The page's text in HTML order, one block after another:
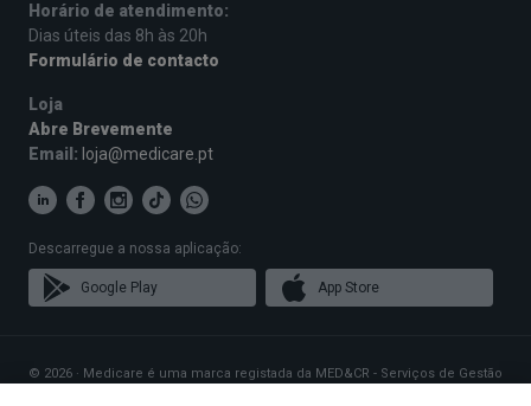
Horário de atendimento:
Dias úteis das 8h às 20h
Formulário de contacto
Loja
Abre Brevemente
Email: loja@medicare.pt
Descarregue a nossa aplicação:
Google Play App Store
© 2026 · Medicare é uma marca registada da MED&CR - Serviços de Gestão